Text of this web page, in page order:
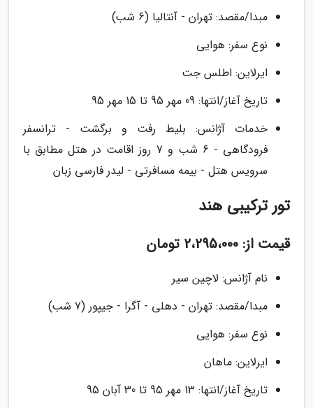
مبدا/مقصد: تهران - آنتالیا (6 شب)
نوع سفر: هوایی
ایرلاین: اطلس جت
تاریخ آغاز/انتها: 09 مهر 95 تا 15 مهر 95
خدمات آژانس: بلیط رفت و برگشت - ترانسفر
فرودگاهی - 6 شب و 7 روز اقامت در هتل مطابق با
سرویس هتل - بیمه مسافرتی - لیدر فارسی زبان
تور ترکیبی هند
قیمت از: 2،295،000 تومان
نام آژانس: لاچین سیر
مبدا/مقصد: تهران - دهلی - آگرا - جیپور (7 شب)
نوع سفر: هوایی
ایرلاین: ماهان
تاریخ آغاز/انتها: 13 مهر 95 تا 30 آبان 95